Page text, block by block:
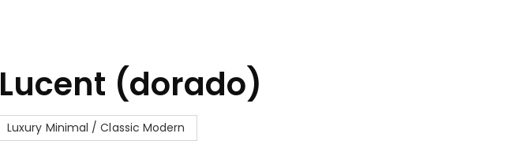
Lucent (dorado)
Luxury Minimal / Classic Modern